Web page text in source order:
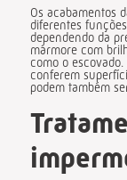
Os acabamentos
diferentes
dependendo da
mármore com
como o
conferem
podem também